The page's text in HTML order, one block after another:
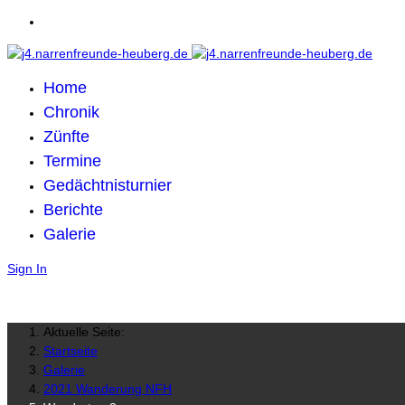
Home
Chronik
Zünfte
Termine
Gedächtnisturnier
Berichte
Galerie
Sign In
Aktuelle Seite:
Startseite
Galerie
2021 Wanderung NFH